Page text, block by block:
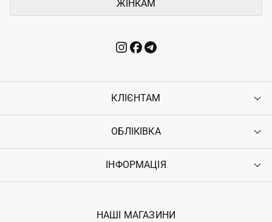
ЖІНКАМ
КЛІЄНТАМ
Контакти
Повернення
Гарантія
ОБЛІКІВКА
Увійти
Ostriv Club+
ІНФОРМАЦІЯ
Наші магазини
НАШІ МАГАЗИНИ